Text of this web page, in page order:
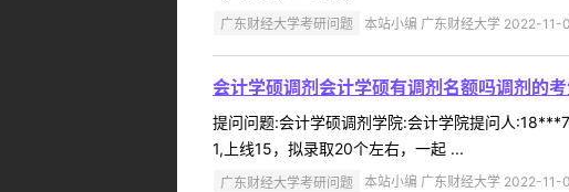
广东财经大学考研问题 本站小编 广东财经大学 2022-11-
会计学硕调剂会计学硕有调剂名额吗调剂的
提问问题:会计学硕调剂学院:会计学院提问人
1,上线15，拟录取20个左右，一起 ...
广东财经大学考研问题 本站小编 广东财经大学 2022-11-